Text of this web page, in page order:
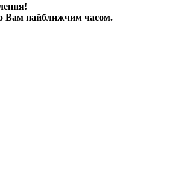
Вам найближчим часом.